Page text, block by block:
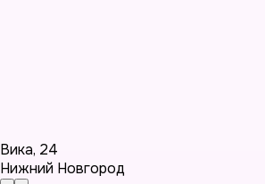
Вика, 24
Нижний Новгород